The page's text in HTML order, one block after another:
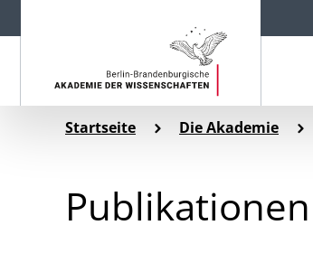
Startseite Die Akademie